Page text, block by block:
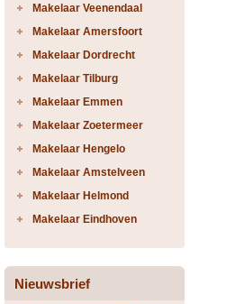
Makelaar Veenendaal
Makelaar Amersfoort
Makelaar Dordrecht
Makelaar Tilburg
Makelaar Emmen
Makelaar Zoetermeer
Makelaar Hengelo
Makelaar Amstelveen
Makelaar Helmond
Makelaar Eindhoven
Nieuwsbrief